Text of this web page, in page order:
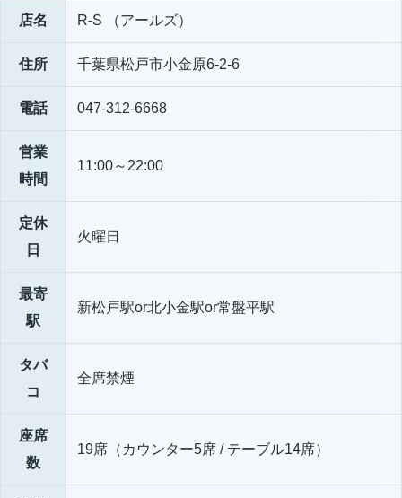
店名 R-S （アールズ）
住所 千葉県松戸市小金原6-2-6
電話 047-312-6668
営業
時間
11:00～22:00
定休
日
火曜日
最寄
駅
新松戸駅or北小金駅or常盤平駅
タバ
コ
全席禁煙
座席
数
19席（カウンター5席 / テーブル14席）